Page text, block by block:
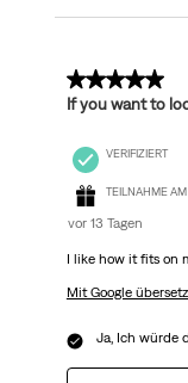
5 von 5
If you want to
VERIFIZIERT
TEILNAHME
vor 13 Tagen
I like how it fits on
Mit Google
Ja, Ich würde